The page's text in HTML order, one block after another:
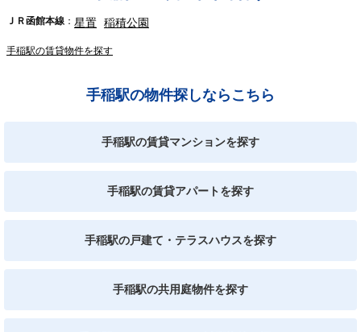
ＪＲ函館本線 星置 稲積公園
手稲駅の賃貸物件を探す
手稲駅の物件探しならこちら
手稲駅の賃貸マンションを探す
手稲駅の賃貸アパートを探す
手稲駅の戸建て・テラスハウスを探す
手稲駅の共用庭物件を探す